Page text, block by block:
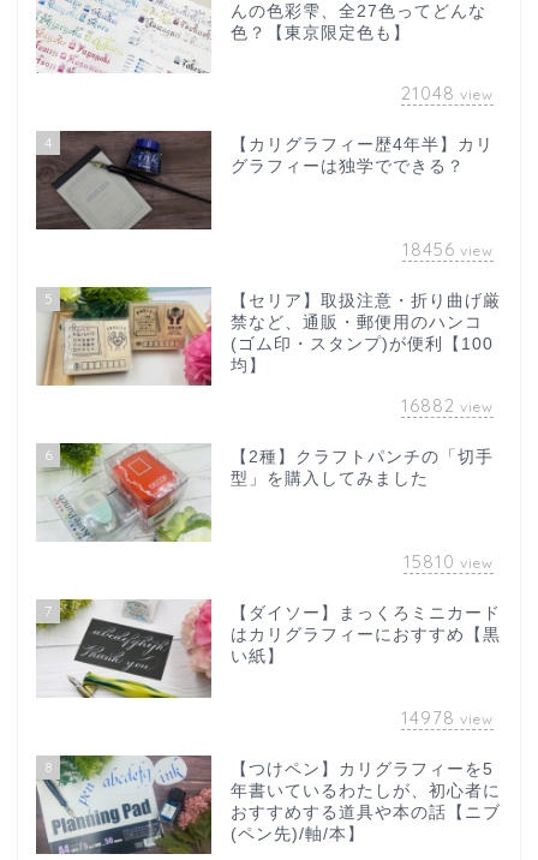
んの色彩雫、全27色ってどんな
色？【東京限定色も】
21048 view
4
【カリグラフィー歴4年半】カリ
グラフィーは独学でできる？
18456 view
5
【セリア】取扱注意・折り曲げ厳
禁など、通販・郵便用のハンコ
(ゴム印・スタンプ)が便利【100
均】
16882 view
6
【2種】クラフトパンチの「切手
型」を購入してみました
15810 view
7
【ダイソー】まっくろミニカード
はカリグラフィーにおすすめ【黒
い紙】
14978 view
8
【つけペン】カリグラフィーを5
年書いているわたしが、初心者に
おすすめする道具や本の話【ニブ
(ペン先)/軸/本】